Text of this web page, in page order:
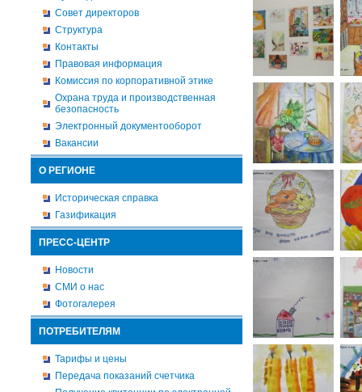
Совет директоров
Структура
Контакты
Правовая информация
Комиссия по корпоративной этике
Охрана труда и производственная
безопасность
Электронный документооборот
Вакансии
О РЕГИОНЕ
Историческая справка
Газификация
ПРЕСС-ЦЕНТР
Новости
СМИ о нас
Фотогалерея
ПОТРЕБИТЕЛЯМ
Тарифы и цены
Передача показаний счетчика